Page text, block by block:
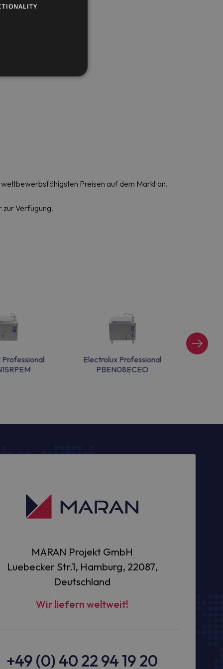
Preisen auf dem Markt an.
Verfügung.
Electrolux Professional
PBEN08ECEO
MARAN Projekt GmbH
Luebecker Str.1, Hamburg, 22087,
Deutschland
Wir liefern weltweit!
+49 (0) 40 22 94 19 20